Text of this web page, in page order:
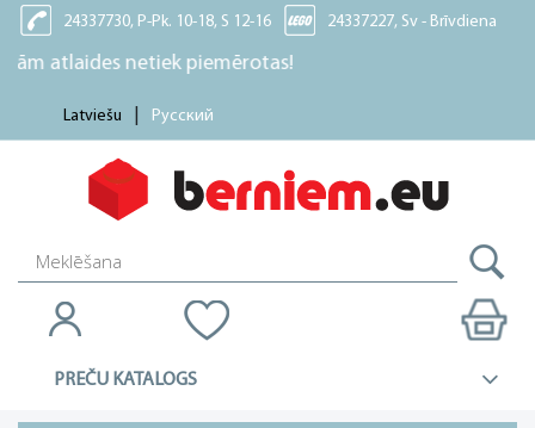
24337730, P-Pk. 10-18, S 12-16 24337227, Sv - Brīvdiena
netiek piemērotas!
Latviešu Русский
PREČU KATALOGS